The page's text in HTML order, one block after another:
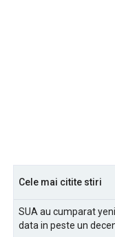
Cele mai citite stiri
SUA au cumparat
data in peste un